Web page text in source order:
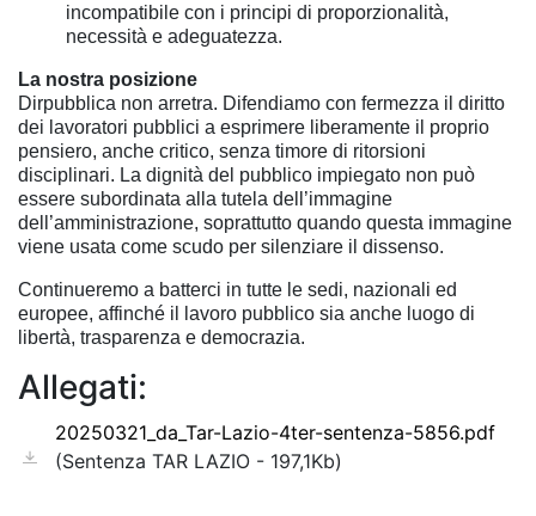
incompatibile con i principi di proporzionalità,
necessità e adeguatezza.
La nostra posizione
Dirpubblica non arretra. Difendiamo con fermezza il diritto
dei lavoratori pubblici a esprimere liberamente il proprio
pensiero, anche critico, senza timore di ritorsioni
disciplinari. La dignità del pubblico impiegato non può
essere subordinata alla tutela dell’immagine
dell’amministrazione, soprattutto quando questa immagine
viene usata come scudo per silenziare il dissenso.
Continueremo a batterci in tutte le sedi, nazionali ed
europee, affinché il lavoro pubblico sia anche luogo di
libertà, trasparenza e democrazia.
Allegati:
20250321_da_Tar-Lazio-4ter-sentenza-5856.pdf
(Sentenza TAR LAZIO - 197,1Kb)